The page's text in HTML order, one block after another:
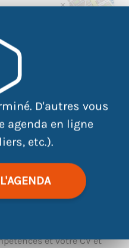
D'autres vous
agenda en ligne
etc.).
×
|© OpenStreetMap contributors
et votre CV et